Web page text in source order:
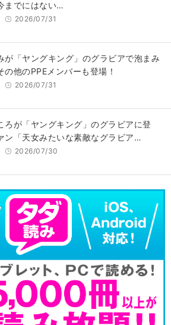
までにはない…
2026/07/31
が「ヤングキング」のグラビアで泡まみ
の他のPPEメンバーも登場！
2026/07/31
ろが「ヤングキング」のグラビアに登
ン「天女みたいな素敵なグラビア…
2026/07/30